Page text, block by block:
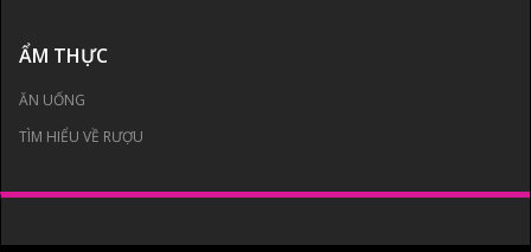
ẨM THỰC
ĂN UỐNG
TÌM HIỂU VỀ RƯỢU